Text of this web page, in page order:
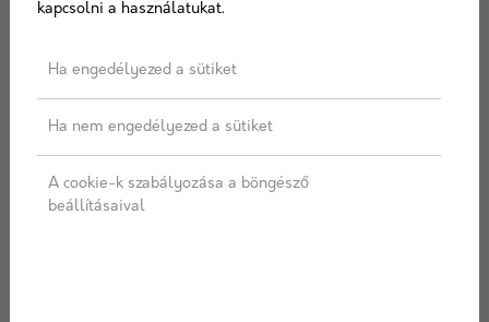
Hírek, aktualitások
Hírek az építőipar világából. Termék újdonságok,
kapcsolni a használatukat.
Ha engedélyezed a sütiket
Ha nem engedélyezed a sütiket
A cookie-k szabályozása a böngésző
beállításaival